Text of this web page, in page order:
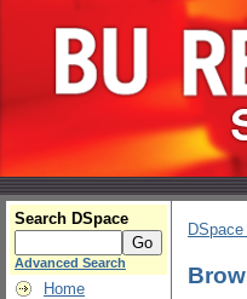
Search DSpace
Advanced Search
Home